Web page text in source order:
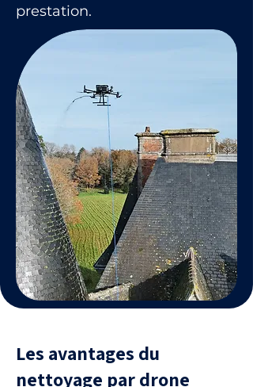
prestation.
Les avantages du
nettoyage par drone